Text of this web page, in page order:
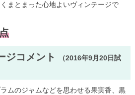
まとまった心地よいヴィンテージで
ジコメント
（2016年9月20日試
ムのジャムなどを思わせる果実香、黒